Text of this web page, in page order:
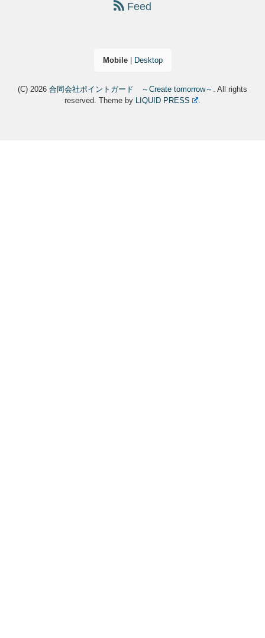
Feed
Mobile| Desktop
(C) 2026 合同会社ポイントガード ～Create tomorrow～ . All rights
reserved.Theme by LIQUID PRESS .